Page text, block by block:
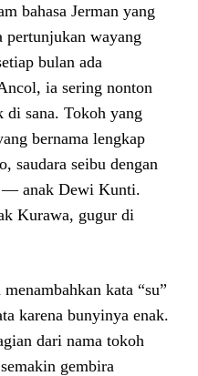
bahasa Jerman yang
pertunjukan wayang
bulan ada
ia sering nonton
di sana. Tokoh yang
bernama lengkap
saudara seibu dengan
— anak Dewi Kunti.
Kurawa, gugur di
kata “su”
karena bunyinya enak.
dari nama tokoh
gembira